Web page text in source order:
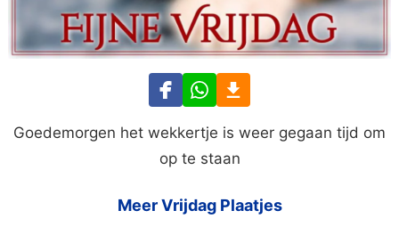
Goedemorgen het wekkertje is weer gegaan tijd om
op te staan
Meer Vrijdag Plaatjes